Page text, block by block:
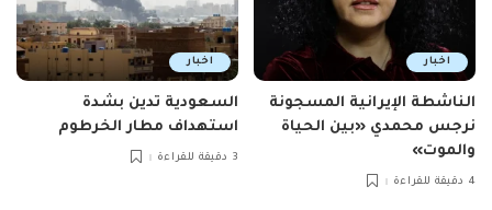
اخبار
الناشطة الإيرانية المسجونة
نرجس محمدي «بين الحياة
والموت»
4 دقيقة للقراءة
اخبار
السعودية تدين بشدة
استهداف مطار الخرطوم
3 دقيقة للقراءة